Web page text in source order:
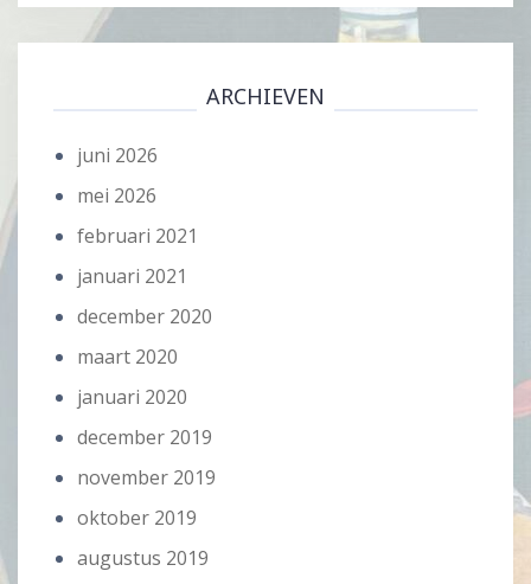
ARCHIEVEN
juni 2026
mei 2026
februari 2021
januari 2021
december 2020
maart 2020
januari 2020
december 2019
november 2019
oktober 2019
augustus 2019